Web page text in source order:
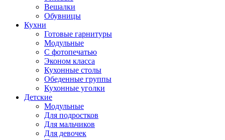
Вешалки
Обувницы
Кухни
Готовые гарнитуры
Модульные
С фотопечатью
Эконом класса
Кухонные столы
Обеденные группы
Кухонные уголки
Детские
Модульные
Для подростков
Для мальчиков
Для девочек